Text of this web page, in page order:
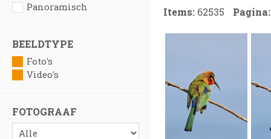
Panoramisch
BEELDTYPE
Foto's
Video's
FOTOGRAAF
Items: 62535